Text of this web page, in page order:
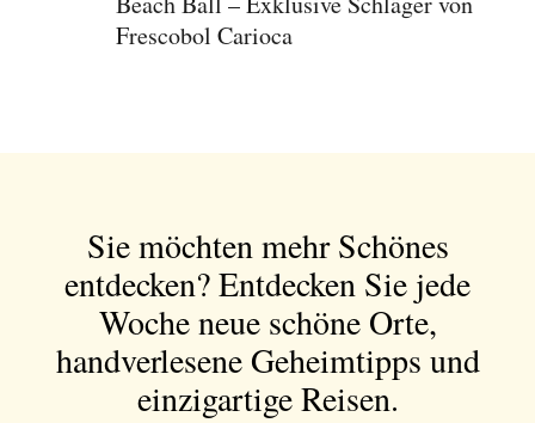
Frescobol Carioca
Sie möchten mehr Schönes
entdecken?Entdecken Sie jede
Woche neue schöne Orte,
handverlesene Geheimtipps und
einzigartige Reisen.